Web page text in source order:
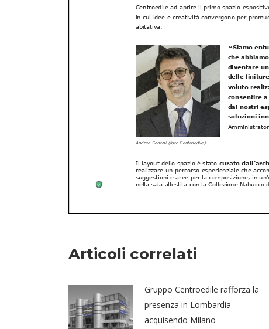
Articoli correlati
Gruppo Centroedile rafforza la
presenza in Lombardia
acquisendo Milano